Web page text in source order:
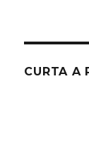
CURTA A